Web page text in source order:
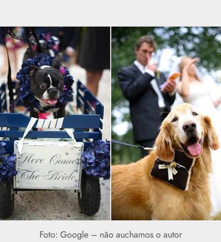
Foto: Google – não auchamos o autor